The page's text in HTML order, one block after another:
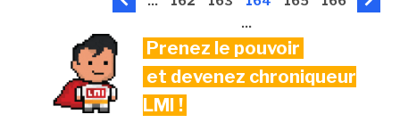
...
Prenez le pouvoir
et devenez chroniqueur
LMI !